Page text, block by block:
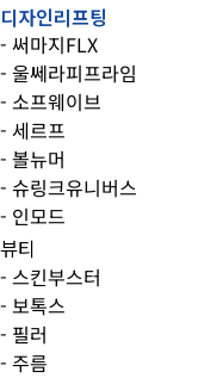
디자인리프팅
- 써마지FLX
- 울쎄라피프라임
- 소프웨이브
- 세르프
- 볼뉴머
- 슈링크유니버스
- 인모드
뷰티
- 스킨부스터
- 보톡스
- 필러
- 주름